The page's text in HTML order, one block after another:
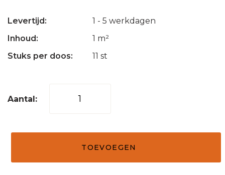
Levertijd:
1 - 5 werkdagen
Inhoud:
1 m²
Stuks per doos:
11 st
5
5
TOEVOEGEN